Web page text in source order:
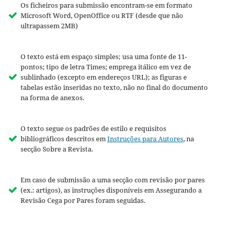
Os ficheiros para submissão encontram-se em formato
Microsoft Word, OpenOffice ou RTF (desde que não
ultrapassem 2MB)
O texto está em espaço simples; usa uma fonte de 11-
pontos; tipo de letraTimes; emprega itálico em vez de
sublinhado (excepto em endereços URL); as figuras e
tabelas estão inseridas no texto, não no final do documento
na forma de anexos.
O texto segue os padrões de estilo e requisitos
bibliográficos descritos emInstruções para Autores, na
secção Sobre a Revista.
Em caso de submissão a uma secção com revisão por pares
(ex.: artigos), as instruções disponíveis em Assegurando a
Revisão Cega por Pares foram seguidas.